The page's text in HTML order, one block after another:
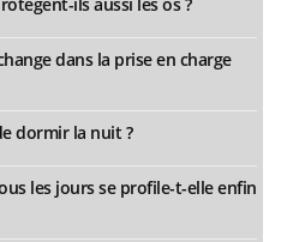
dans la prise en charge
dormir la nuit ?
les jours se profile-t-elle enfin